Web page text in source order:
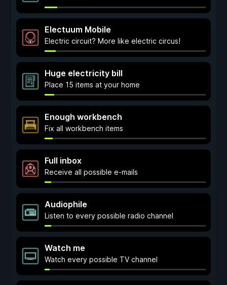
Electuum Mobile
Electric circuit? More like electric circus!
Huge electricity bill
Place 15 items at your home
Enough workbench
Fix all workbench items
Full inbox
Receive all possible e-mails
Audiophile
Listen to every possible radio channel
Watch me
Watch every possible TV channel